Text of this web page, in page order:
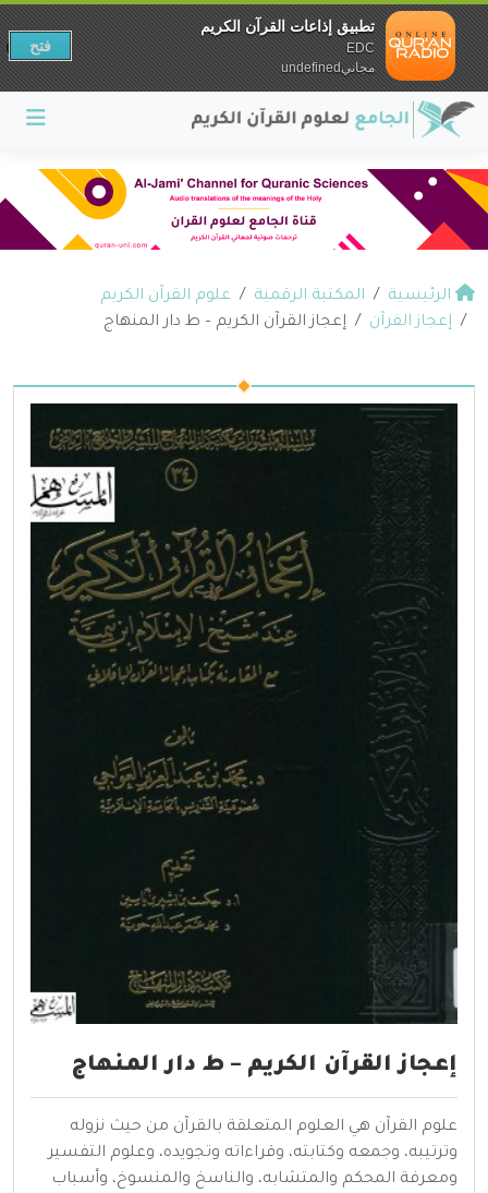
الرئيسية المكتبة الرقمية
علوم القرآن الكريم
إعجاز القرآن
إعجاز القرآن الكريم – ط دار المنهاج
إعجاز القرآن الكريم – ط دار المنهاج
علوم القرآن هي العلوم المتعلقة بالقرآن من حيث نزوله
وترتيبه، وجمعه وكتابته، وقراءاته وتجويده، وعلوم التفسير
ومعرفة المحكم والمتشابه، والناسخ والمنسوخ، وأسباب
تطبيق إذاعات القرآن الكريم
EDC
مجانيundefined
فتح